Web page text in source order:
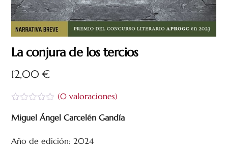
La conjura de los tercios
12,00€
a
r
(0valoraciones)
Miguel Ángel Carcelén Gandía
Año de edición: 2024